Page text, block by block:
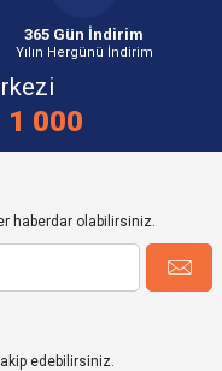
365 Gün İndirim
Yılın Hergünü İndirim
1 000
haberdar olabilirsiniz.
edebilirsiniz.